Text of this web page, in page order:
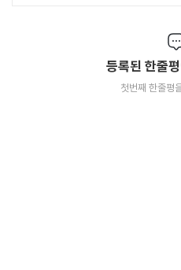
등록된 한줄
첫번째 한줄평